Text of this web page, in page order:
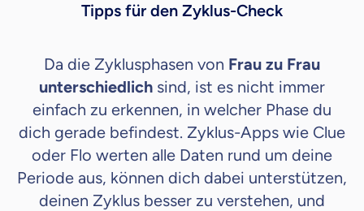
Tipps für den Zyklus-Check
Da die Zyklusphasen von Frau zu Frau
unterschiedlich sind, ist es nicht immer
einfach zu erkennen, in welcher Phase du
dich gerade befindest. Zyklus-Apps wie Clue
oder Flo werten alle Daten rund um deine
Periode aus, können dich dabei unterstützen,
deinen Zyklus besser zu verstehen, und